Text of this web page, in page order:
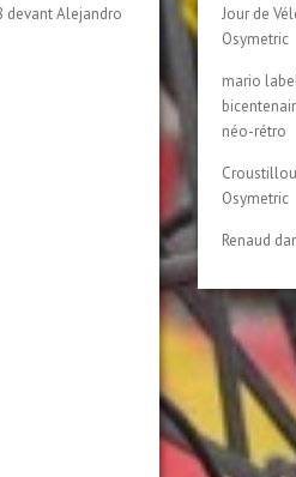
devant Alejandro
Jour de
Osymetric
mario
néo-rétro
Croustillou
Osymetric
Renaud